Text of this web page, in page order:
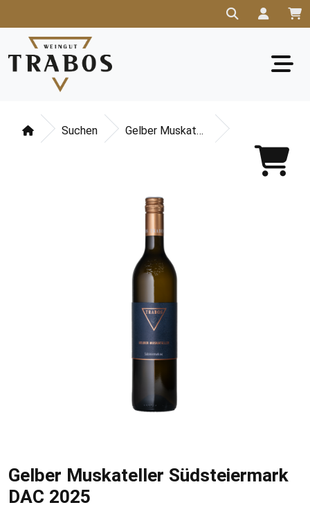
Suchen Gelber Muskateller Südsteiermark DAC 2025
Gelber Muskateller Südsteiermark
DAC 2025